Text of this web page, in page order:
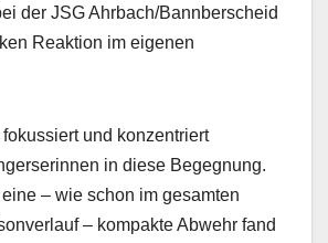
der JSG Ahrbach/Bannberscheid
Reaktion im eigenen
und konzentriert
in diese Begegnung.
– wie schon im gesamten
– kompakte Abwehr fand